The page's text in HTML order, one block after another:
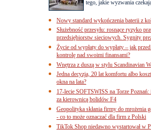
tego, jakie wyzwania czekają
Nowy standard wykończenia baterii z
Służebność przesyłu: rosnące ryzyko
przedsiębiorstw sieciowych. Sygnity
Życie od wypłaty do wypłaty – jak
kontrolę nad swoimi finansami?
Wnętrza z duszą w stylu Scandinavian
Jedna decyzja, 20 lat komfortu albo
okna na lata?
17-lecie SOFTSWISS na Torze Poznań:
za kierownicą bolidów F4
Geopolityka skłania firmy do mrożenia
- co to może oznaczać dla firm z Polski
TikTok Shop niedawno wystartował w